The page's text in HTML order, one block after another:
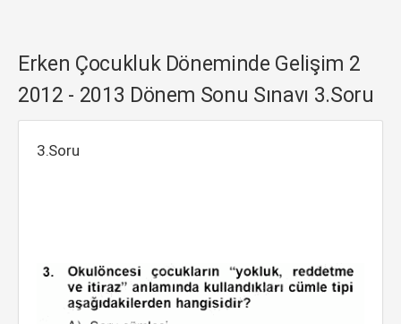
Erken Çocukluk Döneminde Gelişim 2
2012 - 2013 Dönem Sonu Sınavı 3.Soru
3.Soru